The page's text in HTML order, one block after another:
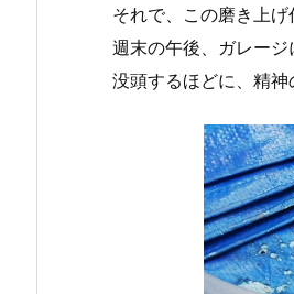
それで、この磨き上げ
週末の午後、ガレージ
没頭するほどに、精神